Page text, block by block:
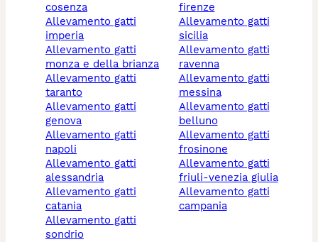
cosenza
allevamento gatti
imperia
allevamento gatti
monza e della brianza
allevamento gatti
taranto
allevamento gatti
genova
allevamento gatti
napoli
allevamento gatti
alessandria
allevamento gatti
catania
allevamento gatti
sondrio
firenze
allevamento gatti
sicilia
allevamento gatti
ravenna
allevamento gatti
messina
allevamento gatti
belluno
allevamento gatti
frosinone
allevamento gatti
friuli-venezia giulia
allevamento gatti
campania